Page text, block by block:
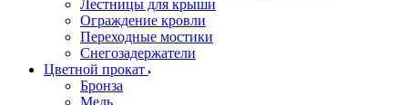
Лестницы для крыши
Ограждение кровли
Переходные мостики
Снегозадержатели
Цветной прокат
Бронза
Медь